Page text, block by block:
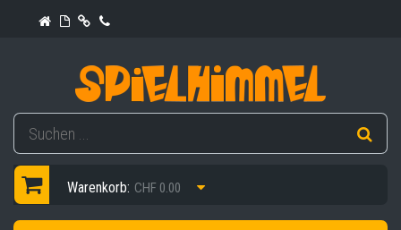
Warenkorb: CHF 0.00